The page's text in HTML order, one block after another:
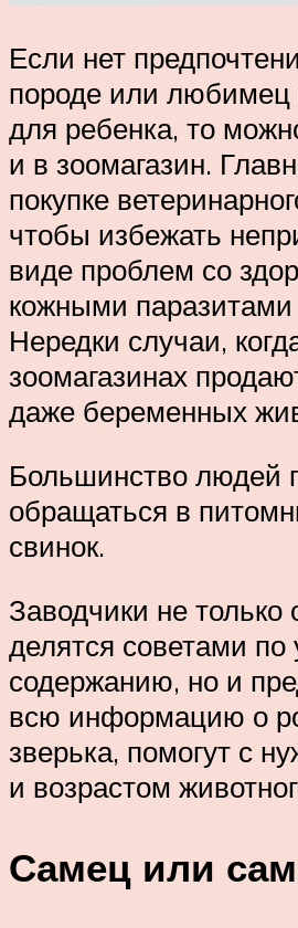
Если нет
породе или любимец
для ребенка, то
и в зоомагазин.
покупке
чтобы избежать
виде проблем со
кожными паразитами
Нередки случаи,
зоомагазинах
даже беременных
Большинство людей
обращаться в
свинок.
Заводчики не только
делятся советами по
содержанию, но и
всю информацию о
зверька, помогут с
и возрастом
Самец или